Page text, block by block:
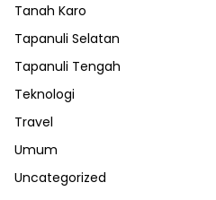
Tanah Karo
Tapanuli Selatan
Tapanuli Tengah
Teknologi
Travel
Umum
Uncategorized